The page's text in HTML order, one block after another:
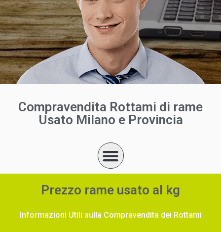
Compravendita Rottami di rame
Usato Milano e Provincia
Prezzo rame usato al kg
Informazioni Utili sulla Compravendita dei Rottami